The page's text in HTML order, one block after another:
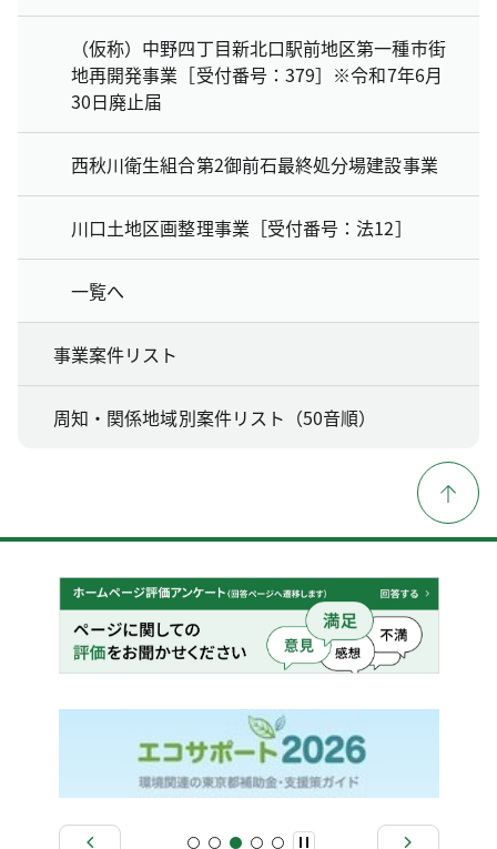
（仮称）中野四丁目新北口駅前地区第一種市街
地再開発事業［受付番号：379］※令和7年6月
30日廃止届
西秋川衛生組合第2御前石最終処分場建設事業
川口土地区画整理事業［受付番号：法12］
一覧へ
事業案件リスト
周知・関係地域別案件リスト（50音順）